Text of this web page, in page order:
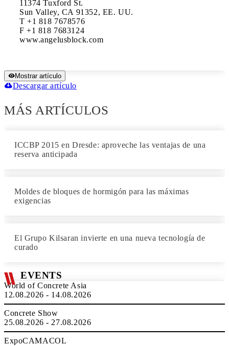
11374 Tuxford St.
Sun Valley, CA 91352, EE. UU.
T +1 818 7678576
F +1 818 7683124
Mostrar artículo
Descargar artículo
MÁS ARTÍCULOS
ICCBP 2015 en Dresde: aproveche las ventajas de una
reserva anticipada
Moldes de bloques de hormigón para las máximas
exigencias
El Grupo Kilsaran invierte en una nueva tecnología de
curado
EVENTS
World of Concrete Asia
12.08.2026 - 14.08.2026
Concrete Show
25.08.2026 - 27.08.2026
ExpoCAMACOL